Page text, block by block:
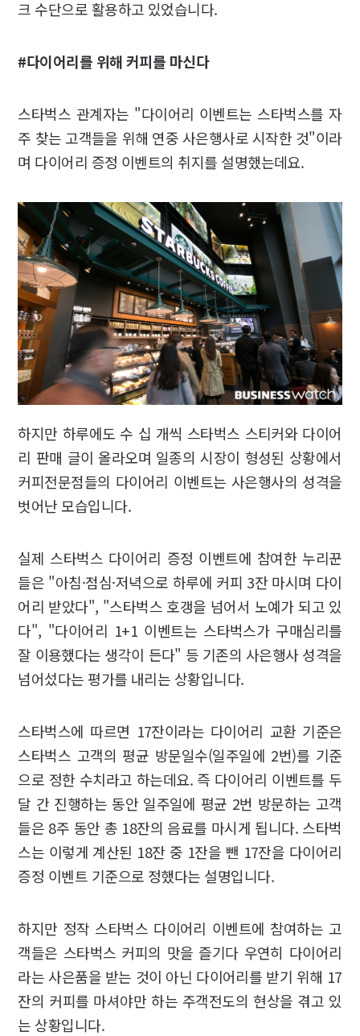
크 수단으로 활용하고 있었습니다.
#다이어리를 위해 커피를 마신다
스타벅스 관계자는 "다이어리 이벤트는 스타벅스를 자
주 찾는 고객들을 위해 연중 사은행사로 시작한 것"이라
며 다이어리 증정 이벤트의 취지를 설명했는데요.
하지만 하루에도 수 십 개씩 스타벅스 스티커와 다이어
리 판매 글이 올라오며 일종의 시장이 형성된 상황에서
커피전문점들의 다이어리 이벤트는 사은행사의 성격을
벗어난 모습입니다.
실제 스타벅스 다이어리 증정 이벤트에 참여한 누리꾼
들은 "아침·점심·저녁으로 하루에 커피 3잔 마시며 다이
어리 받았다", "스타벅스 호갱을 넘어서 노예가 되고 있
다", "다이어리 1+1 이벤트는 스타벅스가 구매심리를
잘 이용했다는 생각이 든다" 등 기존의 사은행사 성격을
넘어섰다는 평가를 내리는 상황입니다.
스타벅스에 따르면 17잔이라는 다이어리 교환 기준은
스타벅스 고객의 평균 방문일수(일주일에 2번)를 기준
으로 정한 수치라고 하는데요. 즉 다이어리 이벤트를 두
달 간 진행하는 동안 일주일에 평균 2번 방문하는 고객
들은 8주 동안 총 18잔의 음료를 마시게 됩니다. 스타벅
스는 이렇게 계산된 18잔 중 1잔을 뺀 17잔을 다이어리
증정 이벤트 기준으로 정했다는 설명입니다.
하지만 정작 스타벅스 다이어리 이벤트에 참여하는 고
객들은 스타벅스 커피의 맛을 즐기다 우연히 다이어리
라는 사은품을 받는 것이 아닌 다이어리를 받기 위해 17
잔의 커피를 마셔야만 하는 주객전도의 현상을 겪고 있
는 상황입니다.